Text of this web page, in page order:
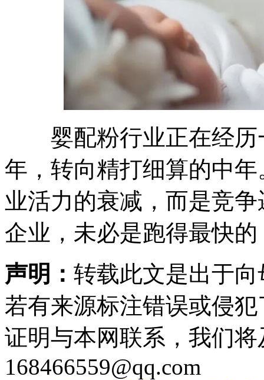
婴配粉行业正在经历
年，转向精打细算的中
业活力的衰减，而是竞
企业，未必是跑得最快
声明： 转载此文是出于
若有来源标注错误或侵
证明与本网联系，我们
168466559@qq.com